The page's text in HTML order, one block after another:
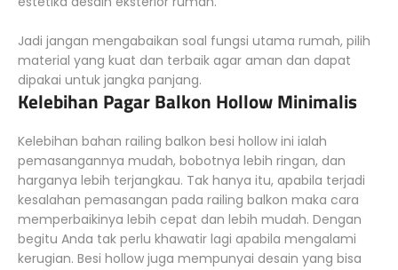
Jadi jangan mengabaikan soal fungsi utama rumah, pilih
material yang kuat dan terbaik agar aman dan dapat
dipakai untuk jangka panjang.
Kelebihan Pagar Balkon Hollow Minimalis
Kelebihan bahan railing balkon besi hollow ini ialah
pemasangannya mudah, bobotnya lebih ringan, dan
harganya lebih terjangkau. Tak hanya itu, apabila terjadi
kesalahan pemasangan pada railing balkon maka cara
memperbaikinya lebih cepat dan lebih mudah. Dengan
begitu Anda tak perlu khawatir lagi apabila mengalami
kerugian. Besi hollow juga mempunyai desain yang bisa